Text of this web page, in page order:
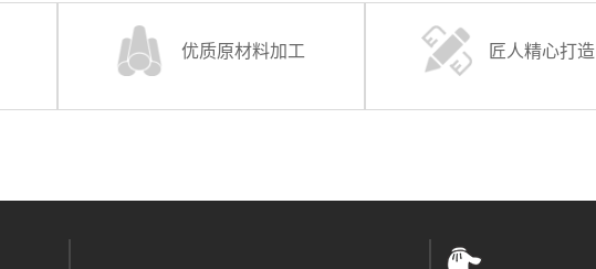
优质原材料加工 匠人精心打造